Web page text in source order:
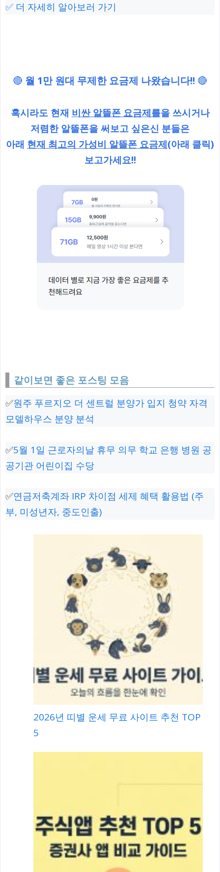
✅ 더 자세히 알아보러 가기
🔴 월 1만 원대 무제한 요금제 나왔습니다!! 🔴
혹시라도 현재 비싼 알뜰폰 요금제를을 쓰시거나
저렴한 알뜰폰을 써보고 싶은신 분들은
아래 현재 최고의 가성비 알뜰폰 요금제(아래 클릭)
보고가세요!!
같이보면 좋은 포스팅 모음
✅원주 푸르지오 더 센트럴 분양가 입지 청약 자격
모델하우스 분양 분석
✅5월 1일 근로자의날 휴무 의무 학교 은행 병원 공
공기관 어린이집 수당
✅연금저축계좌 IRP 차이점 세제 혜택 활용법 (주
부, 미성년자, 중도인출)
2026년 띠별 운세 무료 사이트 추천 TOP
5